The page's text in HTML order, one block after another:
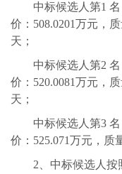
中标候选人第1
价：508.0201万元，
天；
中标候选人第2
价：520.0081万元，
天；
中标候选人第3
价：525.071万元，质
2、中标候选人